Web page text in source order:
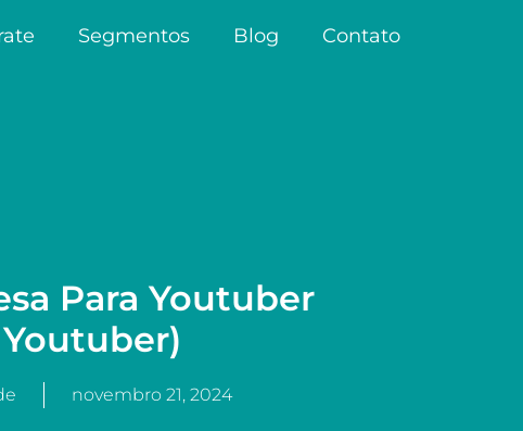
Segmentos Blog Contato
Para Youtuber
Youtuber)
novembro 21, 2024